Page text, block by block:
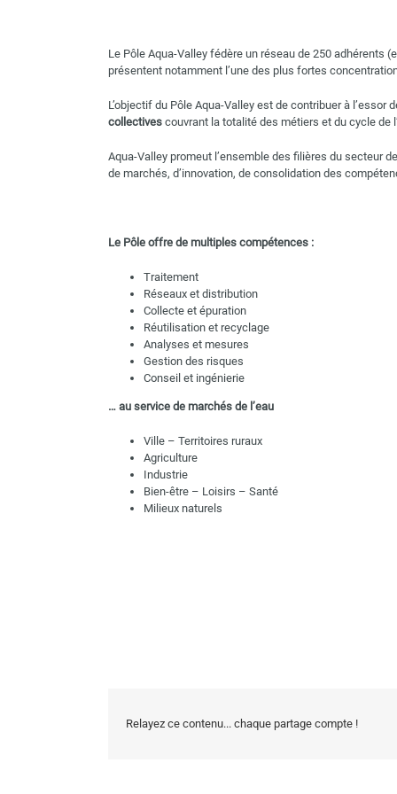
Le Pôle Aqua-Valley fédère un réseau de 250
présentent notamment l’une des plus fortes
L’objectif du Pôle Aqua-Valley est de contribuer à l’essor
collectives couvrant la totalité des métiers et du cycle de
Aqua-Valley promeut l’ensemble des filières du secteur
de marchés, d’innovation, de consolidation des
Le Pôle offre de multiples compétences :
Traitement
Réseaux et distribution
Collecte et épuration
Réutilisation et recyclage
Analyses et mesures
Gestion des risques
Conseil et ingénierie
… au service de marchés de l’eau
Ville – Territoires ruraux
Agriculture
Industrie
Bien-être – Loisirs – Santé
Milieux naturels
Relayez ce contenu... chaque partage compte !